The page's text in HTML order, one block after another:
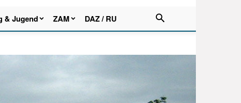
& Jugend ZAM DAZ / RU